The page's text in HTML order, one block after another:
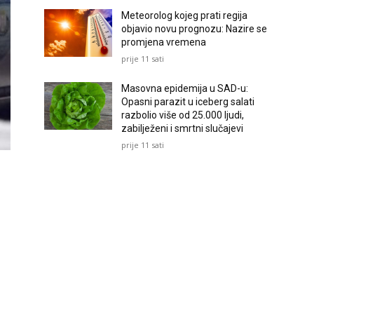
Meteorolog kojeg prati regija
objavio novu prognozu: Nazire se
promjena vremena
prije 11 sati
Masovna epidemija u SAD-u:
Opasni parazit u iceberg salati
razbolio više od 25.000 ljudi,
zabilježeni i smrtni slučajevi
prije 11 sati